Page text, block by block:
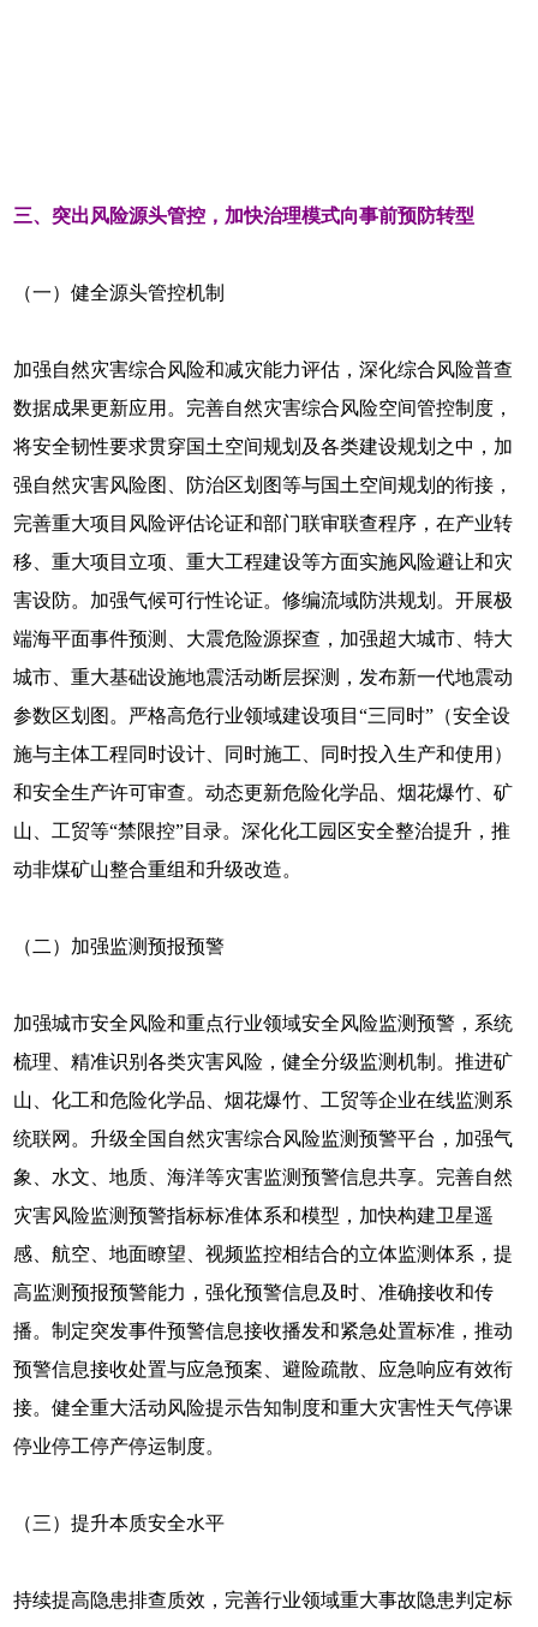
三、突出风险源头管控，加快治理模式向事前预防转型
（一）健全源头管控机制
加强自然灾害综合风险和减灾能力评估，深化综合风险普查
数据成果更新应用。完善自然灾害综合风险空间管控制度，
将安全韧性要求贯穿国土空间规划及各类建设规划之中，加
强自然灾害风险图、防治区划图等与国土空间规划的衔接，
完善重大项目风险评估论证和部门联审联查程序，在产业转
移、重大项目立项、重大工程建设等方面实施风险避让和灾
害设防。加强气候可行性论证。修编流域防洪规划。开展极
端海平面事件预测、大震危险源探查，加强超大城市、特大
城市、重大基础设施地震活动断层探测，发布新一代地震动
参数区划图。严格高危行业领域建设项目“三同时”（安全设
施与主体工程同时设计、同时施工、同时投入生产和使用）
和安全生产许可审查。动态更新危险化学品、烟花爆竹、矿
山、工贸等“禁限控”目录。深化化工园区安全整治提升，推
动非煤矿山整合重组和升级改造。
（二）加强监测预报预警
加强城市安全风险和重点行业领域安全风险监测预警，系统
梳理、精准识别各类灾害风险，健全分级监测机制。推进矿
山、化工和危险化学品、烟花爆竹、工贸等企业在线监测系
统联网。升级全国自然灾害综合风险监测预警平台，加强气
象、水文、地质、海洋等灾害监测预警信息共享。完善自然
灾害风险监测预警指标标准体系和模型，加快构建卫星遥
感、航空、地面瞭望、视频监控相结合的立体监测体系，提
高监测预报预警能力，强化预警信息及时、准确接收和传
播。制定突发事件预警信息接收播发和紧急处置标准，推动
预警信息接收处置与应急预案、避险疏散、应急响应有效衔
接。健全重大活动风险提示告知制度和重大灾害性天气停课
停业停工停产停运制度。
（三）提升本质安全水平
持续提高隐患排查质效，完善行业领域重大事故隐患判定标